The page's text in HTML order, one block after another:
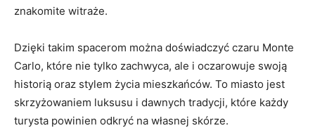
znakomite witraże.
Dzięki takim spacerom można doświadczyć czaru Monte
Carlo, ‌które ‍nie tylko zachwyca, ale i oczarowuje swoją
historią oraz stylem życia mieszkańców. To miasto jest
skrzyżowaniem luksusu i dawnych tradycji, które każdy​
turysta powinien odkryć na ‌własnej skórze.